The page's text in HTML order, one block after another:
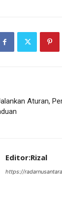
Aturan,
Editor:Rizal
https://